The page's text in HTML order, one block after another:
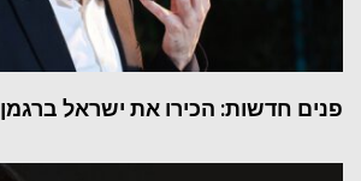
פנים חדשות: הכירו את ישראל ברגמן